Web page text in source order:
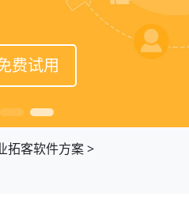
费试用
费试用
费试用
拓客软件方案>